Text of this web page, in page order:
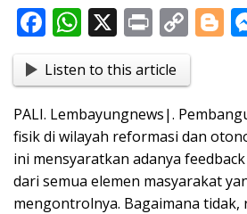
F
e
b
o
o
k
W
at
s
A
p
p
X Pr
t
C
o
p
y
Li
n
k
g
Listen to this article
PALI. Lembayungnews|.
fisik di wilayah reformasi dan
ini mensyaratkan adanya
dari semua elemen masyarakat
mengontrolnya. Bagaimana tidak,